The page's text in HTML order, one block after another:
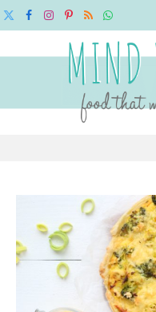
X
FacebookInstagram
Pinterest
RSSWhatsApp